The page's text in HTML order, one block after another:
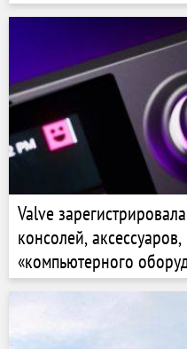
Valve
консолей,
«компьютерного